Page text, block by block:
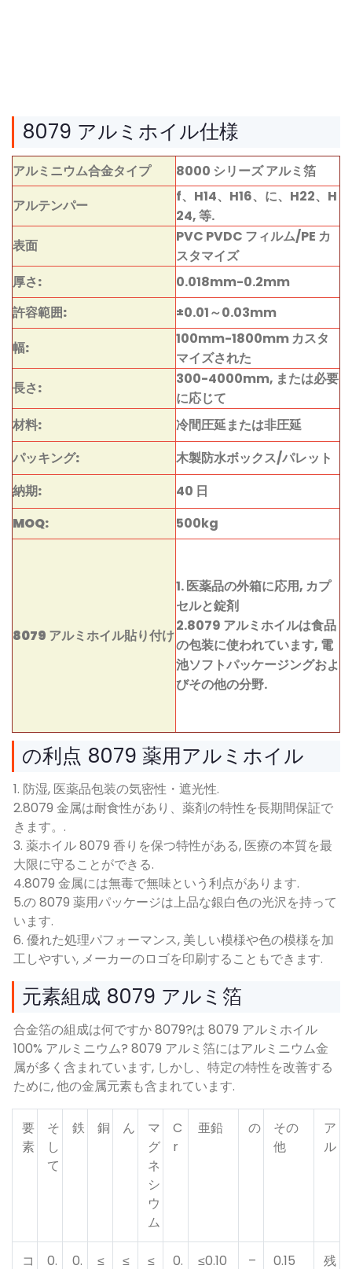
8079 アルミホイル仕様
アルミニウム合金タイプ
8000 シリーズ アルミ箔
アルテンパー
f、H14、H16、に、H22、H
24, 等.
表面
PVC PVDC フィルム/PE カ
スタマイズ
厚さ:
0.018mm-0.2mm
許容範囲:
±0.01～0.03mm
幅:
100mm-1800mm カスタ
マイズされた
長さ:
300-4000mm, または必要
に応じて
材料:
冷間圧延または非圧延
パッキング:
木製防水ボックス/パレット
納期:
40 日
MOQ:
500kg
8079 アルミホイル貼り付け
1. 医薬品の外箱に応用, カプ
セルと錠剤
2.8079 アルミホイルは食品
の包装に使われています, 電
池ソフトパッケージングおよ
びその他の分野.
の利点 8079 薬用アルミホイル
1. 防湿, 医薬品包装の気密性・遮光性.
2.8079 金属は耐食性があり、薬剤の特性を長期間保証で
きます。.
3. 薬ホイル 8079 香りを保つ特性がある, 医療の本質を最
大限に守ることができる.
4.8079 金属には無毒で無味という利点があります.
5.の 8079 薬用パッケージは上品な銀白色の光沢を持って
います.
6. 優れた処理パフォーマンス, 美しい模様や色の模様を加
工しやすい, メーカーのロゴを印刷することもできます.
元素組成 8079 アルミ箔
合金箔の組成は何ですか 8079?は 8079 アルミホイル
100% アルミニウム? 8079 アルミ箔にはアルミニウム金
属が多く含まれています, しかし、特定の特性を改善する
ために, 他の金属元素も含まれています.
要
素
そ
し
て
鉄 銅 ん
マ
グ
ネ
シ
ウ
ム
C
r
亜鉛 の
その
他
ア
ル
コ 0. 0. ≤ ≤ ≤ 0. ≤0.10 – 0.15 残